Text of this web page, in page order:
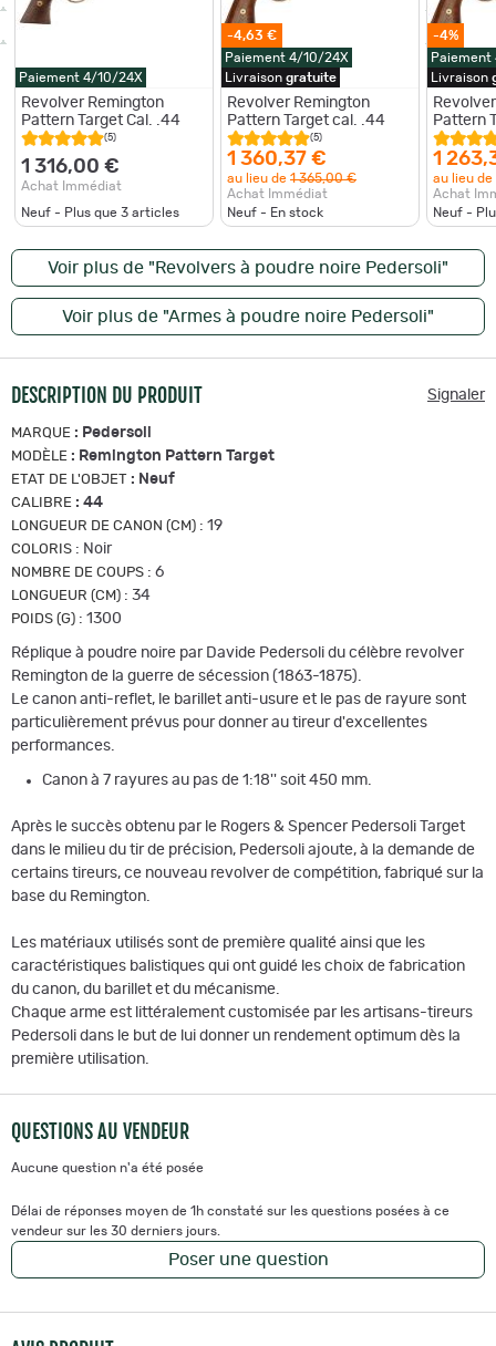
Paiement 4/10/24X
Revolver Remington
Pattern Target Cal. .44
(5)
1 316,00 €
Achat Immédiat
Neuf - Plus que 3 articles
-4,63 €
Paiement 4/10/24X
Livraison gratuite
Revolver Remington
Pattern Target cal. .44
(5)
1 360,37 €
au lieu de 1 365,00 €
Achat Immédiat
Neuf - En stock
-4%
Livraison
Pattern
1
au lieu de
Achat
Neuf -
Voir plus de "Revolvers à poudre noire Pedersoli"
Voir plus de "Armes à poudre noire Pedersoli"
DESCRIPTION DU PRODUIT Signaler
MARQUE : Pedersoli
MODÈLE : Remington Pattern Target
ETAT DE L'OBJET : Neuf
CALIBRE : 44
LONGUEUR DE CANON (CM) : 19
COLORIS : Noir
NOMBRE DE COUPS : 6
LONGUEUR (CM) : 34
POIDS (G) : 1300
Réplique à poudre noire par Davide Pedersoli du célèbre revolver
Remington de la guerre de sécession (1863-1875).
Le canon anti-reflet, le barillet anti-usure et le pas de rayure sont
particulièrement prévus pour donner au tireur d'excellentes
performances.
Canon à 7 rayures au pas de 1:18'' soit 450 mm.
Après le succès obtenu par le Rogers & Spencer Pedersoli Target
dans le milieu du tir de précision, Pedersoli ajoute, à la demande de
certains tireurs, ce nouveau revolver de compétition, fabriqué sur la
base du Remington.
Les matériaux utilisés sont de première qualité ainsi que les
caractéristiques balistiques qui ont guidé les choix de fabrication
du canon, du barillet et du mécanisme.
Chaque arme est littéralement customisée par les artisans-tireurs
Pedersoli dans le but de lui donner un rendement optimum dès la
première utilisation.
QUESTIONS AU VENDEUR
Aucune question n'a été posée
Délai de réponses moyen de 1h constaté sur les questions posées à ce
vendeur sur les 30 derniers jours.
Poser une question